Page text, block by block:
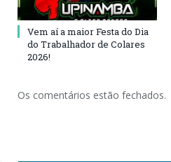
Vem aí a maior Festa do Dia
do Trabalhador de Colares
2026!
Os comentários estão fechados.